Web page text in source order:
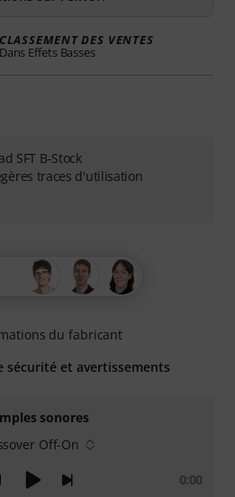
sonores
Off-On
0:00
CLASSEMENT DES VENTES
Dans Effets Basses
du fabricant
sécurité et avertissements
SFT B-Stock
traces d'utilisation